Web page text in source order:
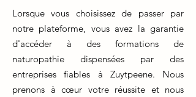
Lorsque vous choisissez de passer par
notre plateforme, vous avez la garantie
d'accéder à des formations de
naturopathie dispensées par des
entreprises fiables à Zuytpeene. Nous
prenons à cœur votre réussite et nous